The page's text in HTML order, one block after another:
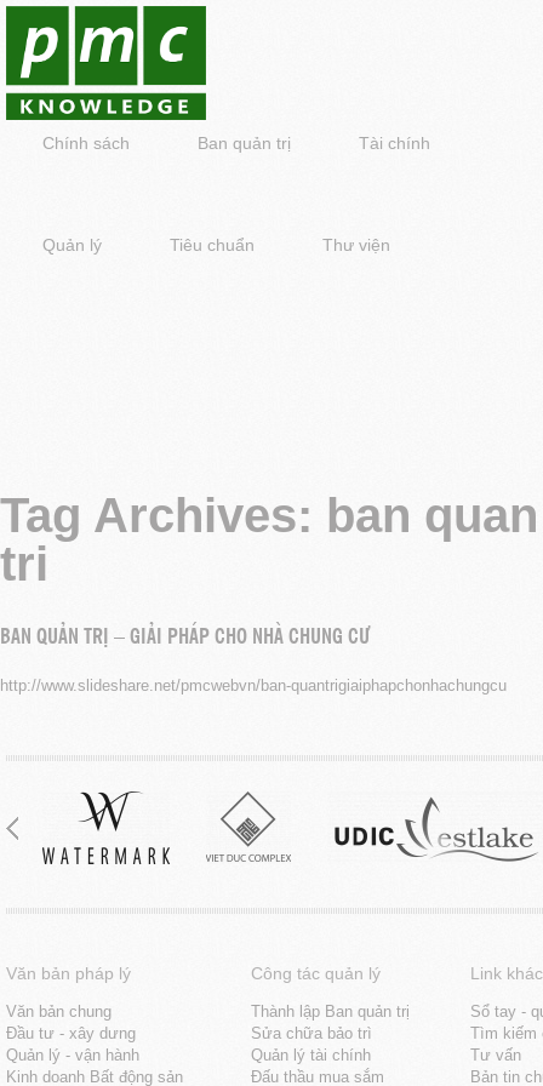
Chính sách Ban quản trị Tài chính
Quản lý Tiêu chuẩn Thư viện
Tag Archives: ban quan
tri
BAN QUẢN TRỊ – GIẢI PHÁP CHO NHÀ CHUNG CƯ
http://www.slideshare.net/pmcwebvn/ban-quantrigiaiphapchonhachungcu
Văn bản pháp lý
Văn bản chung
Đầu tư - xây dưng
Quản lý - vận hành
Kinh doanh Bất động sản
Công tác quản lý
Thành lập Ban quản trị
Sửa chữa bảo trì
Quản lý tài chính
Đấu thầu mua sắm
Link khác
Sổ tay -
Tìm kiếm
Tư vấn
Bản tin